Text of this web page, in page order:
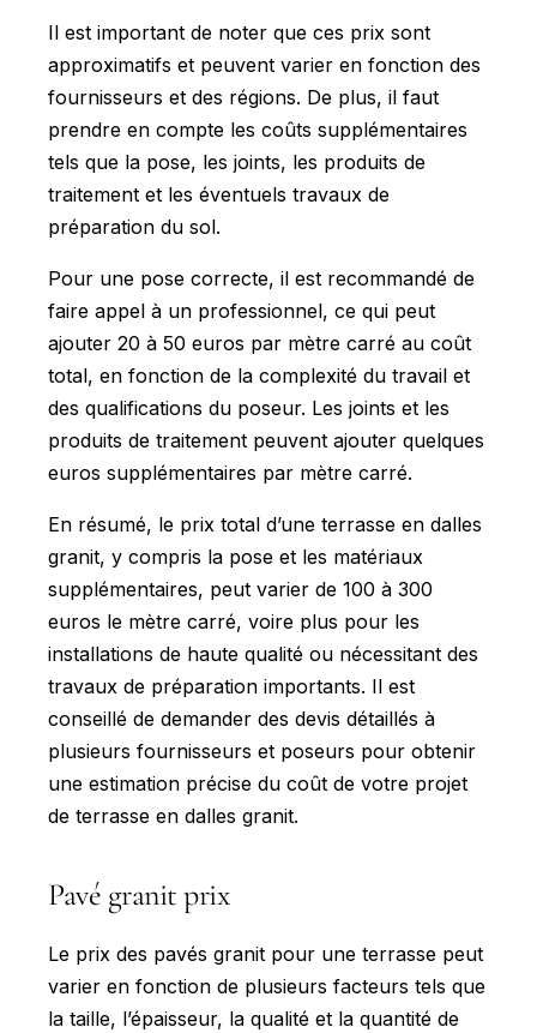
Il est important de noter que ces prix sont
approximatifs et peuvent varier en fonction des
fournisseurs et des régions. De plus, il faut
prendre en compte les coûts supplémentaires
tels que la pose, les joints, les produits de
traitement et les éventuels travaux de
préparation du sol.
Pour une pose correcte, il est recommandé de
faire appel à un professionnel, ce qui peut
ajouter 20 à 50 euros par mètre carré au coût
total, en fonction de la complexité du travail et
des qualifications du poseur. Les joints et les
produits de traitement peuvent ajouter quelques
euros supplémentaires par mètre carré.
En résumé, le prix total d’une terrasse en dalles
granit, y compris la pose et les matériaux
supplémentaires, peut varier de 100 à 300
euros le mètre carré, voire plus pour les
installations de haute qualité ou nécessitant des
travaux de préparation importants. Il est
conseillé de demander des devis détaillés à
plusieurs fournisseurs et poseurs pour obtenir
une estimation précise du coût de votre projet
de terrasse en dalles granit.
Pavé granit prix
Le prix des pavés granit pour une terrasse peut
varier en fonction de plusieurs facteurs tels que
la taille, l’épaisseur, la qualité et la quantité de